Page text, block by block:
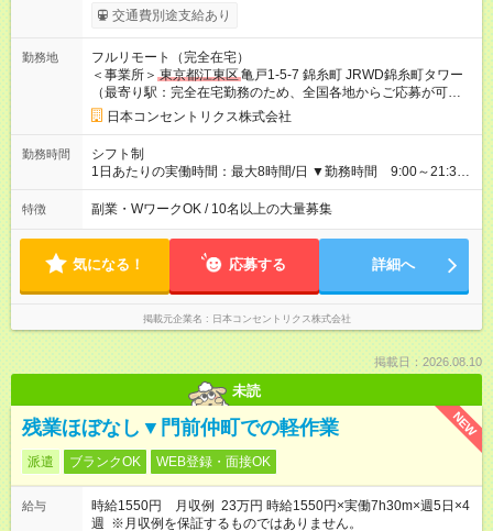
ンセンティブ制度あり！500円～最大15,000円が毎月支給されま
す！ ※残業手当別途 1分単位で支給！ 研修期間中も福利厚生な
能！ 収入例 レイヤーA: 東京23区 306,900円 / その他 269,100円
レイヤーB: 東京23区 322,300円 / その他 282,500円 レイヤー
C: 東京23区 328,700円 / その他 289,600円 ※ スキルやパフォー
マンスが基準を満たした上で、状況により知識とスキルが必要
な上位のレイヤーへ異動することができます。 ※ ビジネスニー
ズに応じて採用しますので、必ず異動できるものではありませ
ん ※ トレーニングをパスする必要があります 残業10時間の場
【試用期間】試用期間あり 試用期間の長さ：2ヶ月 雇用形態、
給与は本採用時と同じです。
交通費別途支給あり
勤務地
フルリモート（完全在宅）
＜事業所＞ 東京都江東区亀戸1-5-7 錦糸町 JRWD錦糸町タワー
（最寄り駅：完全在宅勤務のため、全国各地からご応募が可能
です。）
日本コンセントリクス株式会社
勤務時間
シフト制
1日あたりの実働時間：最大8時間/日 ▼勤務時間 9:00～21:30
のシフト制 ▼実働時間 8時間 ▼残業有無 月8時間程度※変動
あり ▼シフト例 9～18 10～19 11～20 12～21 12:30～
日祝休固定や時間帯固定は難しいですが、希望休はしっかり出
せます！
特徴 副業・WワークOK / 10名以上の大量募集
気になる！ 応募する 詳細へ
掲載元企業名 日本コンセントリクス株式会社
掲載日：2026.08.10
未読
NEW
残業ほぼなし▼門前仲町での軽作業
派遣 ブランクOK WEB登録・面接OK
給与
時給1550円 月収例 23万円 時給1550円×実働7h30m×週5日×4
週 ※月収例を保証するものではありません。